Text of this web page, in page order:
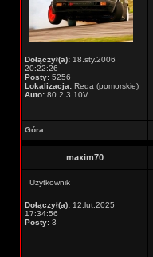
Dołączył(a): 18.sty.2006
20:22:26
Posty: 5256
Lokalizacja: Reda (pomorskie)
Auto: 80 2,3 10V
Góra
maxim70
Użytkownik
Dołączył(a): 12.lut.2025
17:34:56
Posty: 3